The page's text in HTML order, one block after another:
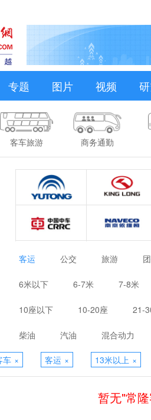
专题 图片 视频
客车旅游 商务通勤
客运 公交 旅游
6米以下 6-7米 7-8米
10座以下 10-20座 21-
柴油 汽油 混合动力
车 × 客运 × 13米以上 ×
暂无"常